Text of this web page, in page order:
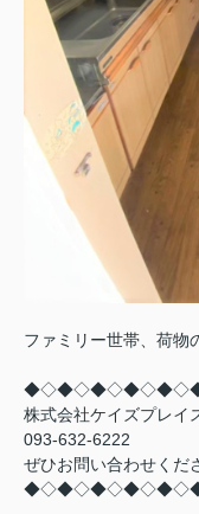
ファミリー世帯、荷
株式会社ケイズプレイ
093-632-6222
ぜひお問い合わせくだ